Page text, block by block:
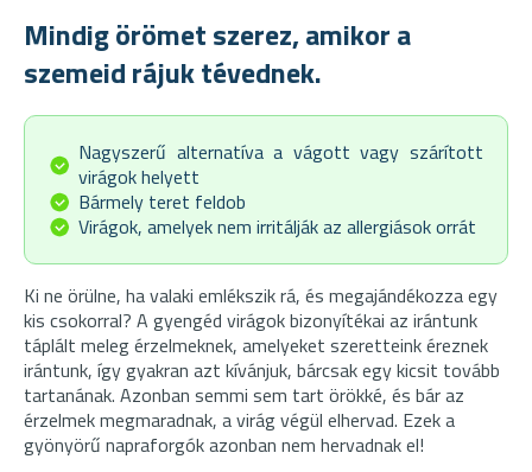
Mindig örömet szerez, amikor a
szemeid rájuk tévednek.
Nagyszerű alternatíva a vágott vagy szárított
virágok helyett
Bármely teret feldob
Virágok, amelyek nem irritálják az allergiások orrát
Ki ne örülne, ha valaki emlékszik rá, és megajándékozza egy
kis csokorral? A gyengéd virágok bizonyítékai az irántunk
táplált meleg érzelmeknek, amelyeket szeretteink éreznek
irántunk, így gyakran azt kívánjuk, bárcsak egy kicsit tovább
tartanának. Azonban semmi sem tart örökké, és bár az
érzelmek megmaradnak, a virág végül elhervad. Ezek a
gyönyörű napraforgók azonban nem hervadnak el!